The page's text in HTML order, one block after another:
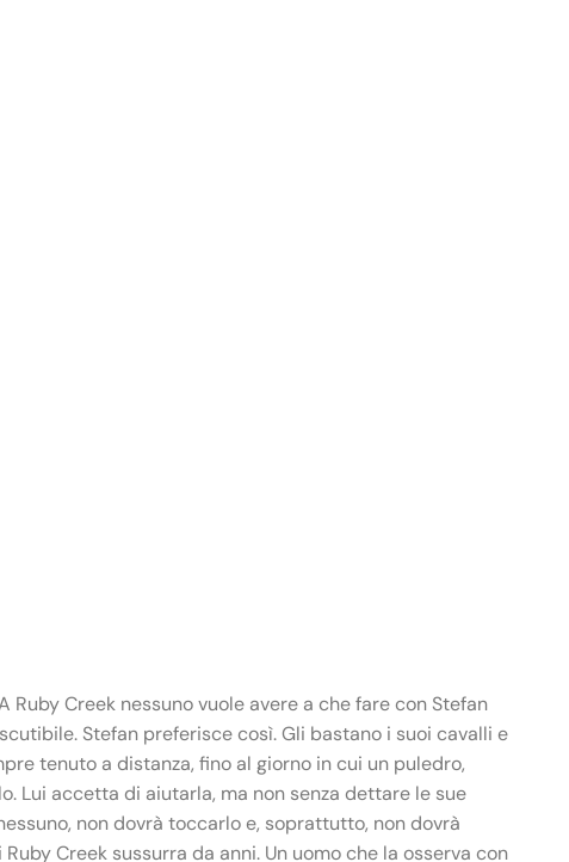
Creek nessuno vuole avere a che fare con Stefan
Stefan preferisce così. Gli bastano i suoi cavalli e
tenuto a distanza, fino al giorno in cui un puledro,
Lui accetta di aiutarla, ma non senza dettare le sue
non dovrà toccarlo e, soprattutto, non dovrà
Creek sussurra da anni. Un uomo che la osserva con